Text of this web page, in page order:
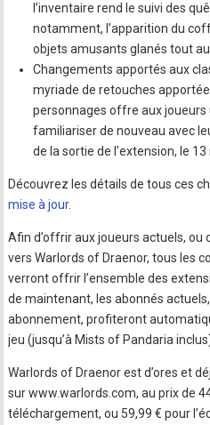
l’inventaire rend le suivi des
notamment, l’apparition du
objets amusants glanés tout
Changements apportés aux
myriade de retouches
personnages offre aux joueurs
familiariser de nouveau avec
de la sortie de l’extension, le
Découvrez les détails de tous ces
mise à jour.
Afin d’offrir aux joueurs actuels,
vers Warlords of Draenor, tous les
verront offrir l’ensemble des
de maintenant, les abonnés
abonnement, profiteront
jeu (jusqu’à Mists of Pandaria
Warlords of Draenor est d’ores et
sur www.warlords.com, au prix de
téléchargement, ou 59,99 € pour